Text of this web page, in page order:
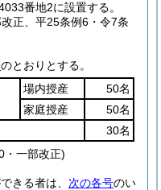
番地2に設置する。
正、平25条例6・令7条
のとおりとする。
場内授産
50名
家庭授産
50名
30名
・一部改正)
きる者は、 次の各号のい